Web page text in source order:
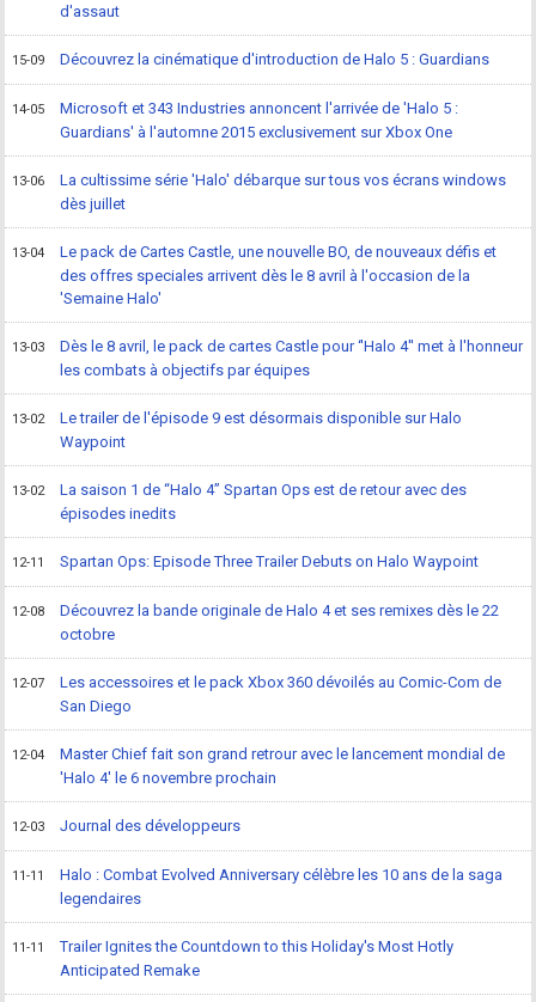
d'assaut
15-09 Découvrez la cinématique d'introduction de Halo 5 : Guardians
14-05
Microsoft et 343 Industries annoncent l'arrivée de 'Halo 5 :
Guardians' à l'automne 2015 exclusivement sur Xbox One
13-06
La cultissime série 'Halo' débarque sur tous vos écrans windows
dès juillet
13-04
Le pack de Cartes Castle, une nouvelle BO, de nouveaux défis et
des offres speciales arrivent dès le 8 avril à l'occasion de la
'Semaine Halo'
13-03
Dès le 8 avril, le pack de cartes Castle pour ‘'Halo 4'' met à l'honneur
les combats à objectifs par équipes
13-02
Le trailer de l'épisode 9 est désormais disponible sur Halo
Waypoint
13-02
La saison 1 de “Halo 4” Spartan Ops est de retour avec des
épisodes inedits
12-11 Spartan Ops: Episode Three Trailer Debuts on Halo Waypoint
12-08
Découvrez la bande originale de Halo 4 et ses remixes dès le 22
octobre
12-07
Les accessoires et le pack Xbox 360 dévoilés au Comic-Com de
San Diego
12-04
Master Chief fait son grand retrour avec le lancement mondial de
'Halo 4' le 6 novembre prochain
12-03 Journal des développeurs
11-11
Halo : Combat Evolved Anniversary célèbre les 10 ans de la saga
legendaires
11-11
Trailer Ignites the Countdown to this Holiday's Most Hotly
Anticipated Remake